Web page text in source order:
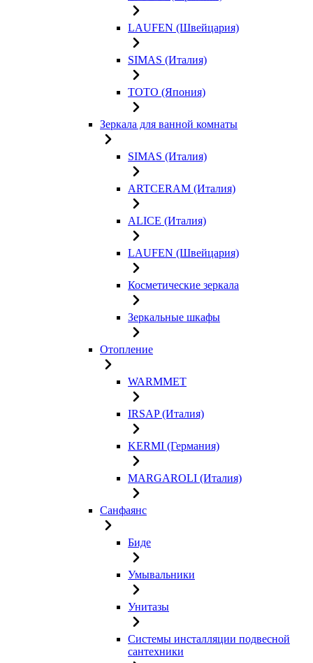
LAUFEN (Швейцария)
SIMAS (Италия)
TOTO (Япония)
Зеркала для ванной комнаты
SIMAS (Италия)
ARTCERAM (Италия)
ALICE (Италия)
LAUFEN (Швейцария)
Косметические зеркала
Зеркальные шкафы
Отопление
WARMMET
IRSAP (Италия)
KERMI (Германия)
MARGAROLI (Италия)
Санфаянс
Биде
Умывальники
Унитазы
Системы инсталляции подвесной
сантехники